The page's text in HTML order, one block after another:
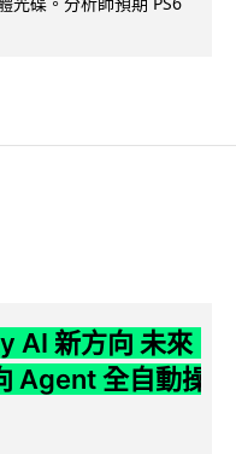
AI 新方向 未來
Agent 全自動操